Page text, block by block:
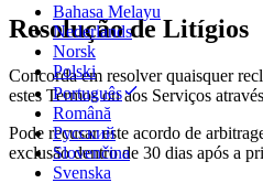
Bahasa Melayu
Nederlands
Norsk
Polski
Português
Română
Русский
Slovenčina
Svenska
Resolução de Litígios
Concorda em resolver quaisquer
estes Termos ou aos Serviços
Pode recusar este acordo de
exclusão dentro de 30 dias após a